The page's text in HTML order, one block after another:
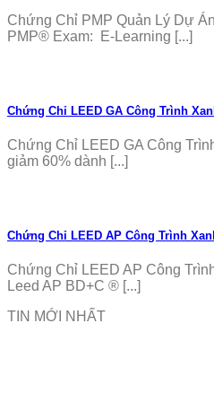
Chứng Chỉ PMP Quản Lý Dự
PMP® Exam: E-Learning [...]
Chứng Chỉ LEED GA Công Trình
Chứng Chỉ LEED GA Công
giảm 60% dành [...]
Chứng Chỉ LEED AP Công Trình
Chứng Chỉ LEED AP Công
Leed AP BD+C ® [...]
TIN MỚI NHẤT